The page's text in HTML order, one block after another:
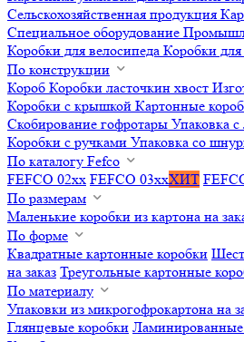
Сельскохозяйственная продукция
Специальное оборудование
Коробки для велосипеда Коробки для
По конструкции
Короб Коробки ласточкин хвост
Коробки с крышкой Картонные
Скобирование гофротары Упаковка с
Коробки с ручками Упаковка со
По каталогу Fefco
FEFCO 02xx FEFCO 03xxХИТ
По размерам
Маленькие коробки из картона на
По форме
Квадратные картонные коробки
на заказ Треугольные картонные
По материалу
Упаковки из микрогофрокартона на
Глянцевые коробки Ламинированные